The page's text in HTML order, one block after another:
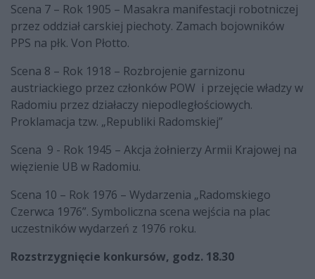
Scena 7 – Rok 1905 – Masakra manifestacji robotniczej
przez oddział carskiej piechoty. Zamach bojowników
PPS na płk. Von Płotto.
Scena 8 – Rok 1918 – Rozbrojenie garnizonu
austriackiego przez członków POW i przejęcie władzy w
Radomiu przez działaczy niepodległościowych.
Proklamacja tzw. „Republiki Radomskiej”
Scena 9 - Rok 1945 – Akcja żołnierzy Armii Krajowej na
więzienie UB w Radomiu.
Scena 10 – Rok 1976 – Wydarzenia „Radomskiego
Czerwca 1976”. Symboliczna scena wejścia na plac
uczestników wydarzeń z 1976 roku.
Rozstrzygnięcie konkursów, godz. 18.30